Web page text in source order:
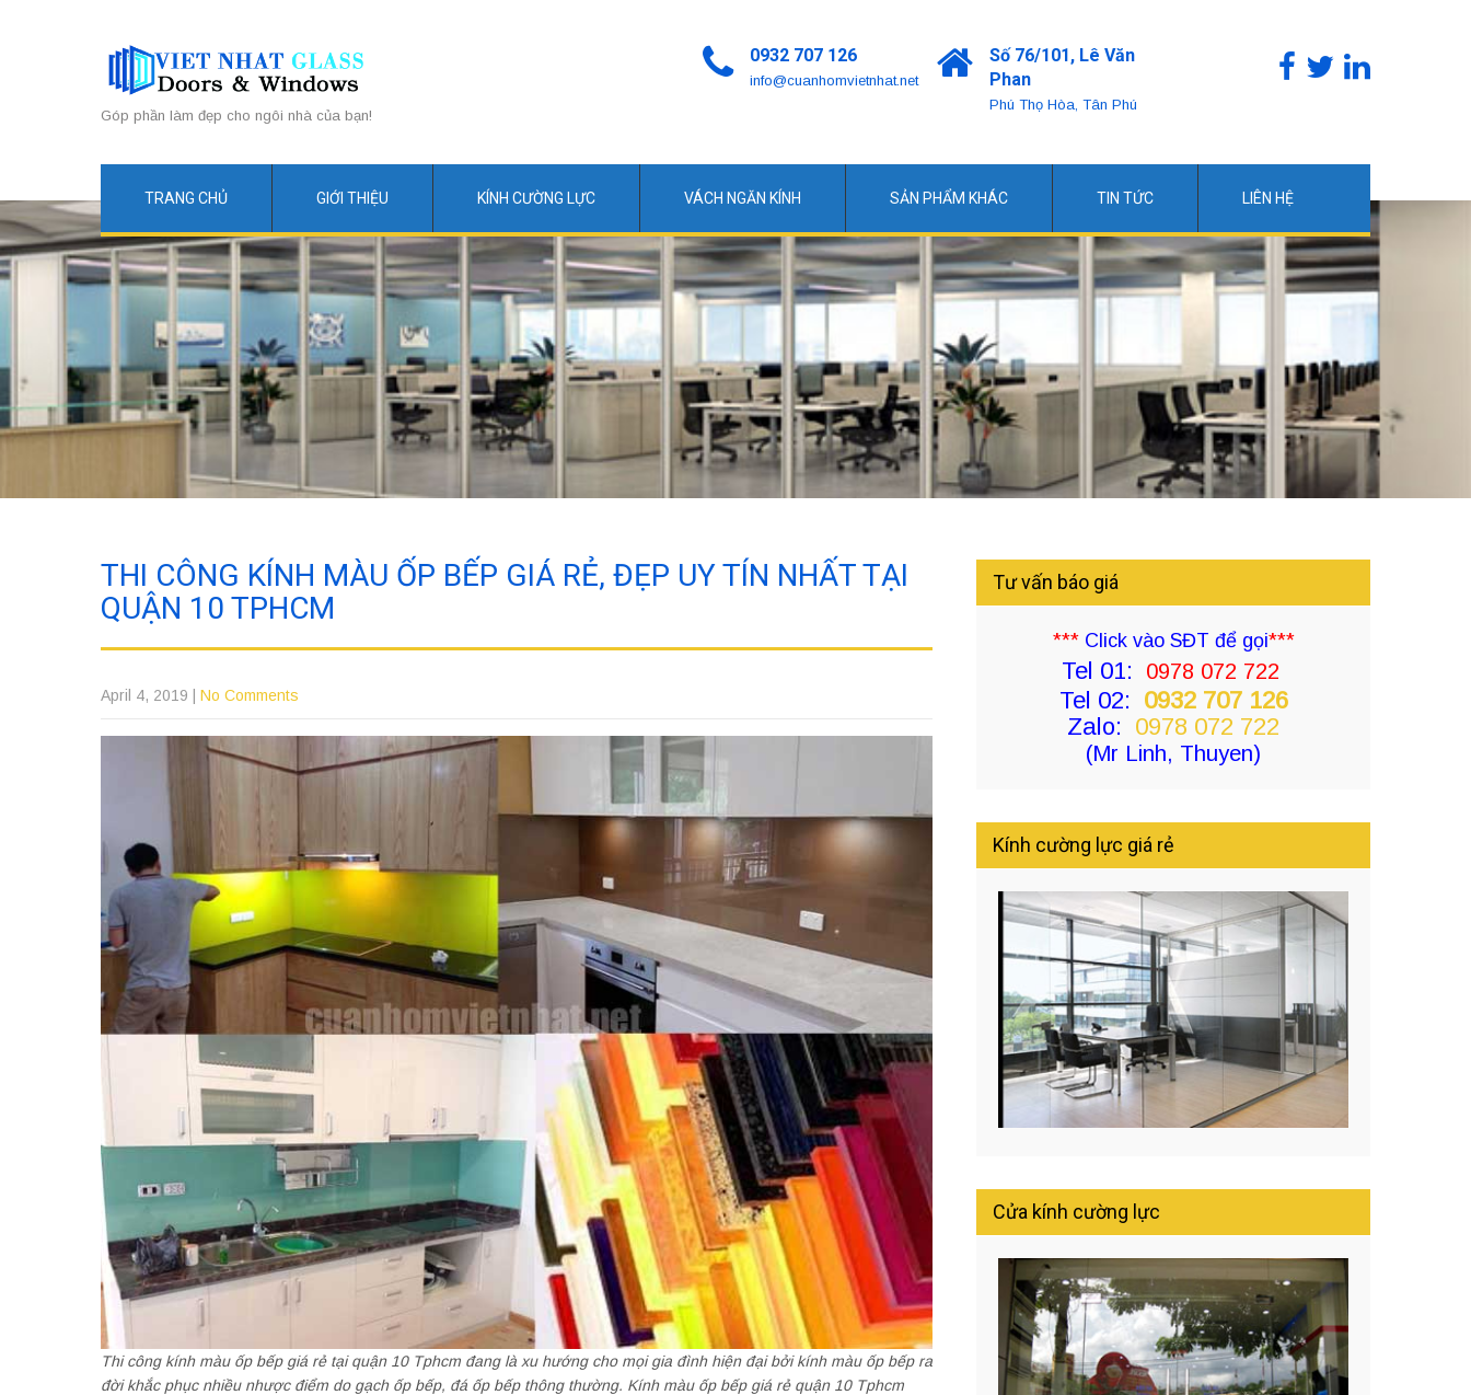
Góp phần làm đẹp cho ngôi nhà của bạn!
0932 707 126
info@cuanhomvietnhat.net
Số 76/101, Lê Văn
Phan
Phú Thọ Hòa, Tân Phú
TRANG CHỦ GIỚI THIỆU KÍNH CƯỜNG LỰC VÁCH NGĂN KÍNH SẢN PHẨM KHÁC TIN TỨC LIÊN HỆ
THI CÔNG KÍNH MÀU ỐP BẾP GIÁ RẺ, ĐẸP UY TÍN NHẤT TẠI
QUẬN 10 TPHCM
April 4, 2019 No Comments
Thi công kính màu ốp bếp giá rẻ tại quận 10 Tphcm đang là xu hướng cho mọi gia đình hiện đại bởi kính màu ốp bếp ra
đời khắc phục nhiều nhược điểm do gạch ốp bếp, đá ốp bếp thông thường. Kính màu ốp bếp giá rẻ quận 10 Tphcm
Tư vấn báo giá
***Click vào SĐT để gọi***
Tel 01: 0978 072 722
Tel 02: 0932 707 126
Zalo: 0978 072 722
(Mr Linh, Thuyen)
Kính cường lực giá rẻ
Cửa kính cường lực